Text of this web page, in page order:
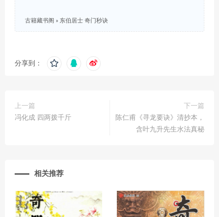
古籍藏书阁 » 东伯居士 奇门秒诀
分享到：
上一篇
冯化成 四两拨千斤
下一篇
陈仁甫《寻龙要诀》清抄本，
含叶九升先生水法真秘
相关推荐